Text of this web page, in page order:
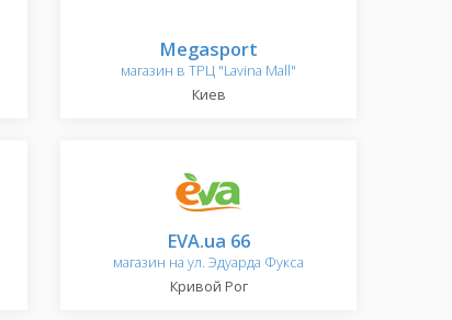
Megasport
магазин в ТРЦ "Lavina Mall"
Киев
EVA.ua 66
магазин на ул. Эдуарда Фукса
Кривой Рог